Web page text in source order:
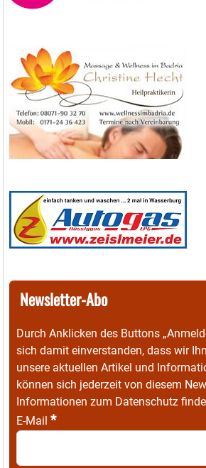
Newsletter-Abo
Durch Anklicken des Buttons
sich damit einverstanden, dass wir
unsere aktuellen Artikel und
können sich jederzeit von diesem
Informationen zum Datenschutz
E-Mail *